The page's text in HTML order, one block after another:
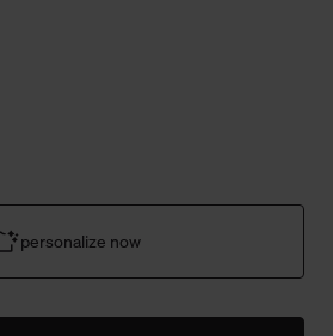
personalize now